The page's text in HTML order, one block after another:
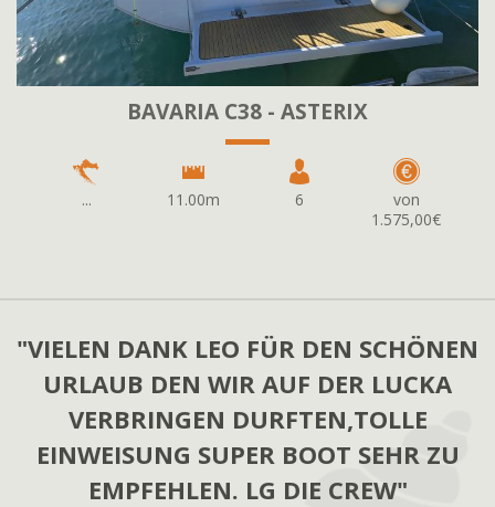
BAVARIA C38 - ASTERIX
... 11.00m 6
von
1.575,00€
"VIELEN DANK LEO FÜR DEN SCHÖNEN
URLAUB DEN WIR AUF DER LUCKA
VERBRINGEN DURFTEN,TOLLE
EINWEISUNG SUPER BOOT SEHR ZU
EMPFEHLEN. LG DIE CREW"